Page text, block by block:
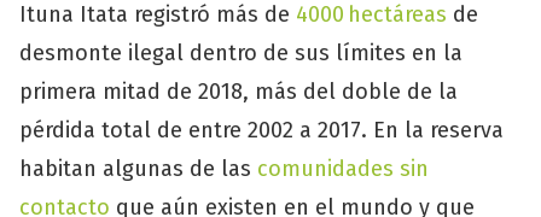
Ituna Itata registró más de 4000 hectáreas de
desmonte ilegal dentro de sus límites en la
primera mitad de 2018, más del doble de la
pérdida total de entre 2002 a 2017. En la reserva
habitan algunas de las comunidades sin
contacto que aún existen en el mundo y que